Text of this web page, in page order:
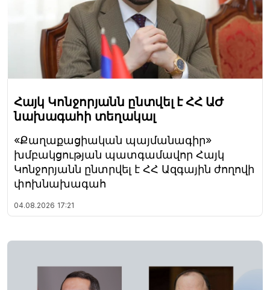
Հայկ Կոնջորյանն ընտվել է ՀՀ ԱԺ
նախագահի տեղակալ
«Քաղաքացիական պայմանագիր»
խմբակցության պատգամավոր Հայկ
Կոնջորյանն ընտրվել է ՀՀ Ազգային ժողովի
փոխնախագահ
04.08.2026 17:21